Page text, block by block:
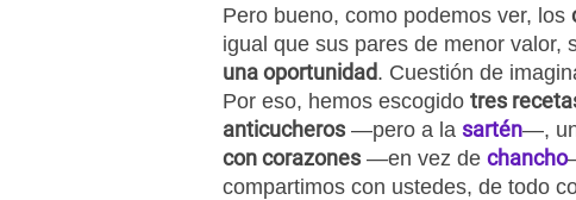
Pero bueno, como podemos ver, los
igual que sus pares de menor valor,
una oportunidad. Cuestión de
Por eso, hemos escogido tres
anticucheros —pero a la sartén—,
con corazones —en vez de chancho
compartimos con ustedes, de todo